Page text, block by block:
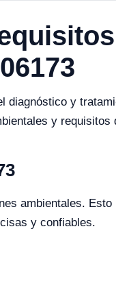
diagnóstico y
y requisitos
ambientales.
y confiables.